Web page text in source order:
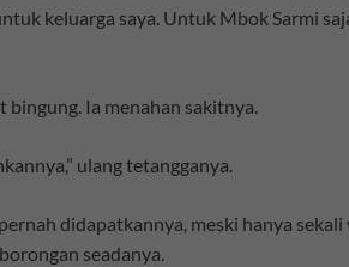
keluarga saya. Untuk Mbok Sarmi
bingung. Ia menahan sakitnya.
ulang tetangganya.
didapatkannya, meski hanya sekali
seadanya.